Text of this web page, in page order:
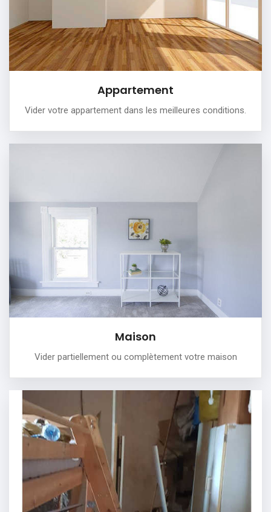
Appartement
Vider votre appartement dans les meilleures conditions.
Maison
Vider partiellement ou complètement votre maison
Vider partiellement ou complètement votre maison:
On vous propose un débarras professionnel, dans
n’importe quelles pièces de la maison.
Cave
Nous vous aidons à vider votre cave et faire place nette!
PLUS DE DÉTAILS